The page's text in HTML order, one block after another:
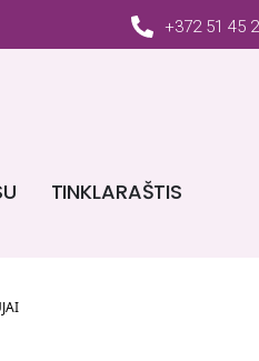
+372 51 45
TINKLARAŠTIS